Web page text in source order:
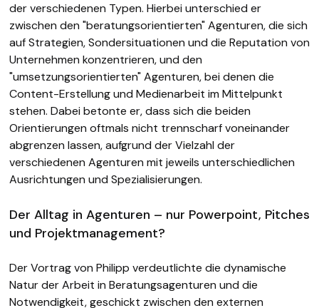
der verschiedenen Typen. Hierbei unterschied er
zwischen den "beratungsorientierten" Agenturen, die sich
auf Strategien, Sondersituationen und die Reputation von
Unternehmen konzentrieren, und den
"umsetzungsorientierten" Agenturen, bei denen die
Content-Erstellung und Medienarbeit im Mittelpunkt
stehen. Dabei betonte er, dass sich die beiden
Orientierungen oftmals nicht trennscharf voneinander
abgrenzen lassen, aufgrund der Vielzahl der
verschiedenen Agenturen mit jeweils unterschiedlichen
Ausrichtungen und Spezialisierungen.
Der Alltag in Agenturen – nur Powerpoint, Pitches
und Projektmanagement?
Der Vortrag von Philipp verdeutlichte die dynamische
Natur der Arbeit in Beratungsagenturen und die
Notwendigkeit, geschickt zwischen den externen